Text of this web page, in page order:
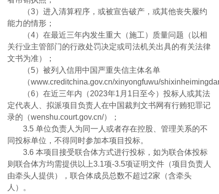
（3）进入清算程序，或被宣告破产，或其他丧失履约
能力的情形；
（4）在最近三年内发生重大（施工）质量问题（以相
关行业主管部门的行政处罚决定或司法机关出具的有关法律
文书为准）；
（5）被列入信用中国严重失信主体名单
（www.creditchina.gov.cn/xinyongfuwu/
（6）在近三年内（2023年1月1日至今）投标人或其法
定代表人、拟派项目负责人在中国裁判文书网有行贿犯罪记
录的（wenshu.court.gov.cn/）；
3.5 单位负责人为同一人或者存在控股、管理关系的不
同投标单位，不得同时参加本项目投标。
3.6 本项目接受联合体方式进行投标，如为联合体投标
则联合体方均需提供以上3.1项-3.5项证明文件（项目负责人
由牵头人提供），联合体成员总数不超过2家（含牵头
人）。